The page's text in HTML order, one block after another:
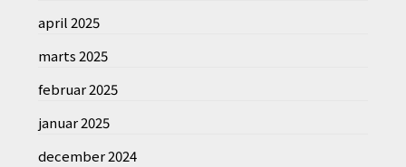
april 2025
marts 2025
februar 2025
januar 2025
december 2024